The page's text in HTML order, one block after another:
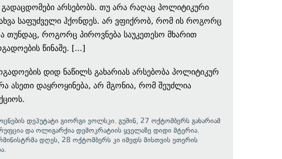
გადაცდომები არსებობს. თუ არა რაღაც პოლიტიკური
საფუძველი ჰქონდეს. არ ვფიქრობ, რომ ის როგორც
თუნდაც, როგორც პიროვნება საუკეთესო მხარით
წინაშე. [...]
დიდ ნაწილს გახარიას არსებობა პოლიტიკურ
ასეთი დაყროყინება, არ მგონია, რომ შეუძლია
დეპუტატი გიორგი ვოლსკი. გუშინ, 27 ოქტომბერს გახარიამ
და ოლიგარქია დემოკრატიის ყველაზე დიდი მტერია.
დღეს, 28 ოქტომბერს კი იმედს მისთვის ეთერის